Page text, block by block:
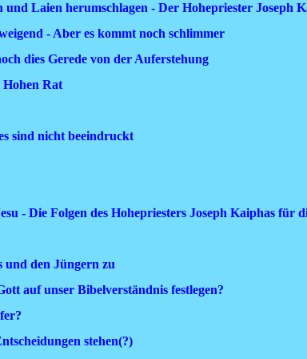
Laien herumschlagen - Der Hohepriester Joseph
- Aber es kommt noch schlimmer
dies Gerede von der Auferstehung
Rat
sind nicht beeindruckt
- Die Folgen des Hohepriesters Joseph Kaiphas für
und den Jüngern zu
auf unser Bibelverständnis festlegen?
stehen(?)